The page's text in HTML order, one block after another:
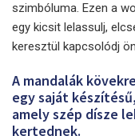
szimbóluma. Ezen a
egy kicsit lelassulj,
keresztül kapcsolódj
A mandalák
egy saját
amely szép dísze
kertednek.